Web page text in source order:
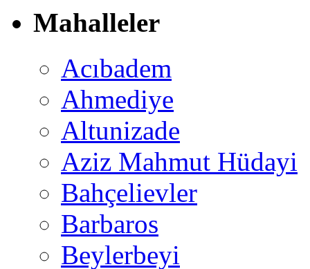
Mahalleler
Acıbadem
Ahmediye
Altunizade
Aziz Mahmut Hüdayi
Bahçelievler
Barbaros
Beylerbeyi